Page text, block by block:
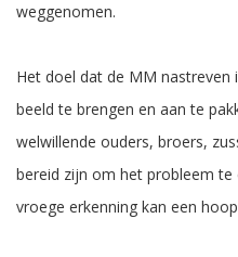
weggenomen.
Het doel dat de MM nastreven
beeld te brengen en aan te
welwillende ouders, broers,
bereid zijn om het probleem
vroege erkenning kan een